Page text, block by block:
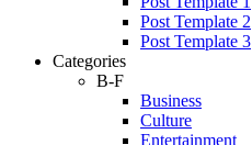
Post Template 2
Post Template 3
Categories
B-F
Business
Culture
Entertainment